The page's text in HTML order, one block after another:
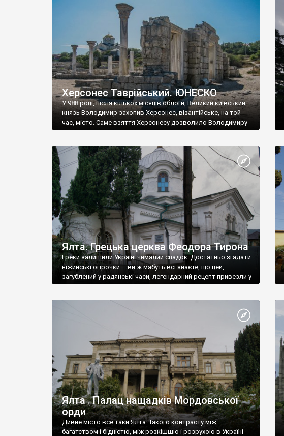
візантійської доби. Раритети викрадені з фондів об’єкту
культурної спадщини ЮНЕСКО «Херсонеса Таврійського».
Офіційно – на виставку «Золото Візантії», але експерти та
влада в Україні вважають це лише […]
Херсонес Таврійський. ЮНЕСКО
У 988 році, після кількох місяців облоги, Великий київський
князь Володимир захопив Херсонес, візантійське, на той
час, місто. Саме взяття Херсонесу дозволило Володимиру
диктувати свої умови візантійському імператору Василю ІІ,
Херсонесі Володимир-язичник, став Василем-
християнином. А потім було Хрещення Русі. На честь
Херсонесу Таврійського названо місто […]
Ялта. Грецька церква Феодора Тирона
Греки залишили Україні чималий спадок. Достатньо згадати
ніжинські огірочки – ви ж мабуть всі знаєте, що цей,
загублений у радянські часи, легендарний рецепт привезли у
Ніжин греки?
Ялта . Палац нащадків Мордовської
орди
Дивне місто все таки Ялта. Такого контрасту між
багатством і бідністю, між розкішшю і розрухою в Україні